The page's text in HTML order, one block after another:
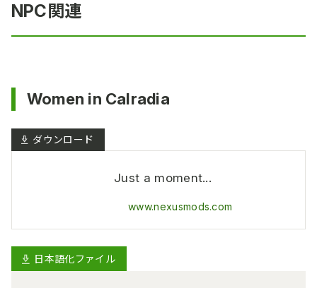
NPC関連
Women in Calradia
Just a moment...
www.nexusmods.com
日本語化ファイル